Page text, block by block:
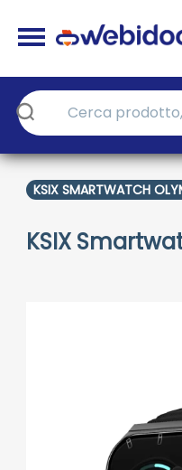
KSIX SMARTWATCH
KSIX